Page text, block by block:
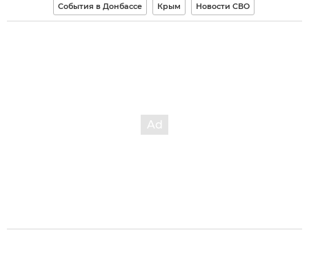
События в Донбассе Крым Новости СВО